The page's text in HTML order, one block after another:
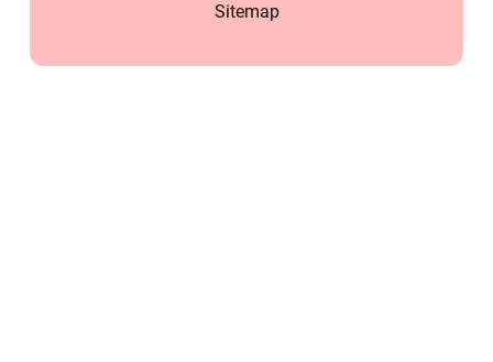
Sitemap